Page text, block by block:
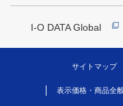
I-O DATA Global
サイトマップ
表示価格・商品全